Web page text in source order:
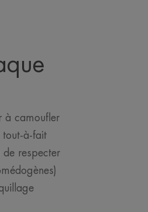
à camoufler
tout-à-fait
de respecter